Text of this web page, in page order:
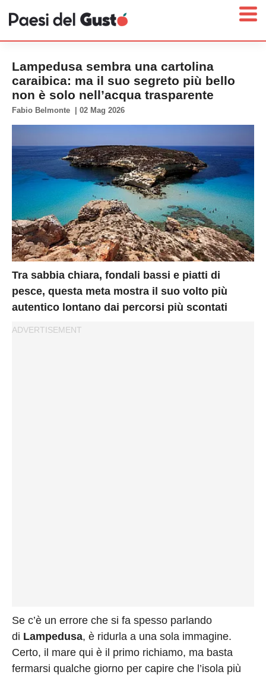
Home
News
Interviste
Territori
Prodotti
Newsletter
Policy
Cookies
Lampedusa sembra una cartolina
caraibica: ma il suo segreto più bello
non è solo nell’acqua trasparente
Fabio Belmonte 02 Mag 2026
Tra sabbia chiara, fondali bassi e piatti di
pesce, questa meta mostra il suo volto più
autentico lontano dai percorsi più scontati
Se c’è un errore che si fa spesso parlando
di Lampedusa, è ridurla a una sola immagine.
Certo, il mare qui è il primo richiamo, ma basta
fermarsi qualche giorno per capire che l’isola più